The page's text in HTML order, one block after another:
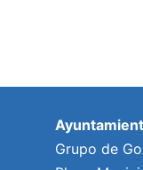
Grupo de